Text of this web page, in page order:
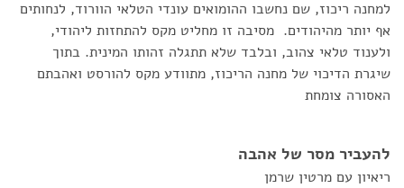
למחנה ריכוז, שם נחשבו ההומואים עונדי הטלאי הוורוד, לנחותים
אף יותר מהיהודים. מסיבה זו מחליט מקס להתחזות ליהודי,
ולענוד טלאי צהוב, ובלבד שלא תתגלה זהותו המינית. בתוך
שיגרת הדיכוי של מחנה הריכוז, מתוודע מקס להורסט ואהבתם
האסורה צומחת
להעביר מסר של אהבה
ריאיון עם מרטין שרמן